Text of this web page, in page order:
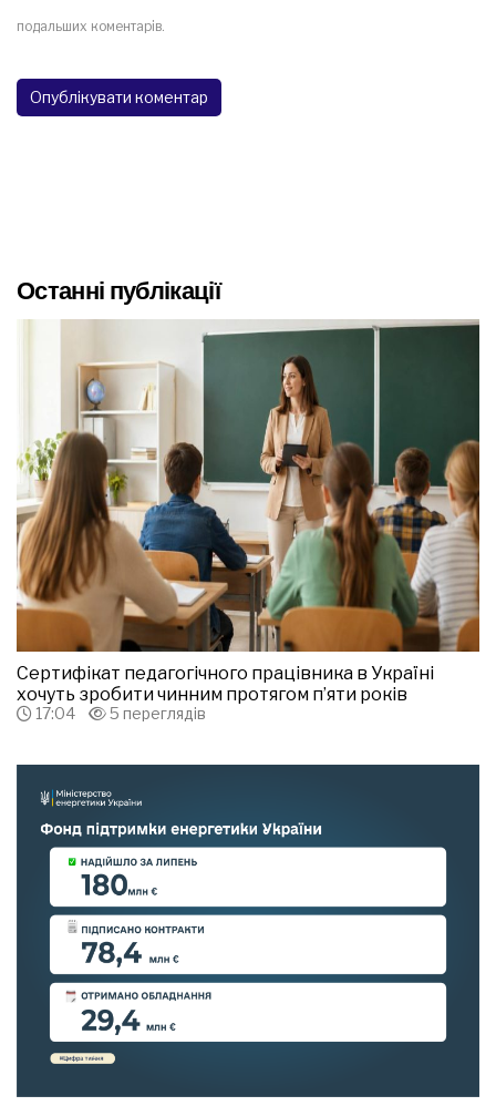
подальших коментарів.
Останні публікації
Сертифікат педагогічного працівника в Україні
хочуть зробити чинним протягом п’яти років
17:04 5 переглядів